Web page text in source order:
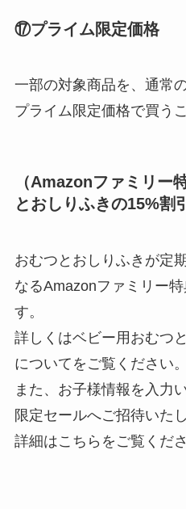
⑰プライム限定価格
一部の対象商品を、通常
プライム限定価格で買う
（Amazonファミリー
とおしりふきの15%割
おむつとおしりふきが定
なるAmazonファミリー
す。
詳しくはベビー用おむつ
についてをご覧ください。
また、お子様情報を入力
限定セールへご招待いたし
詳細はこちらをご覧くださ